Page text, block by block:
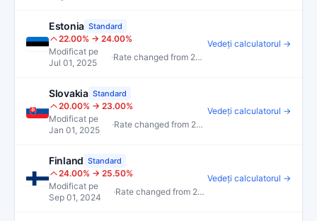
Estonia Standard
22.00% → 24.00%
Modificat pe
Jul 01, 2025
· Rate changed from 22.00% to 24.00%
Vedeți calculatorul →
Slovakia Standard
20.00% → 23.00%
Modificat pe
Jan 01, 2025
· Rate changed from 20.00% to 23.00%
Vedeți calculatorul →
Finland Standard
24.00% → 25.50%
Modificat pe
Sep 01, 2024
· Rate changed from 24.00% to 25.50%
Vedeți calculatorul →